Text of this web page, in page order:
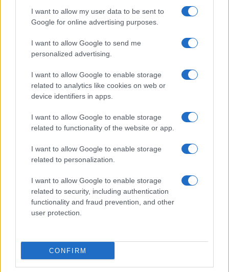
I want to allow my user data to be sent to
Google for online advertising purposes.
I want to allow Google to send me
personalized advertising.
I want to allow Google to enable storage
related to analytics like cookies on web or
device identifiers in apps.
I want to allow Google to enable storage
related to functionality of the website or app.
I want to allow Google to enable storage
related to personalization.
I want to allow Google to enable storage
related to security, including authentication
functionality and fraud prevention, and other
user protection.
CONFIRM
Bocciature scolastiche: i casi giudiziari che hanno
fatto discutere
Marco Tessari · 3 Ago 2026
Disastri climatici 2026: incendi, alluvioni e caldo
estremo in Europa e oltre
Marco Tessari · 1 Ago 2026
PIÙ LETTI